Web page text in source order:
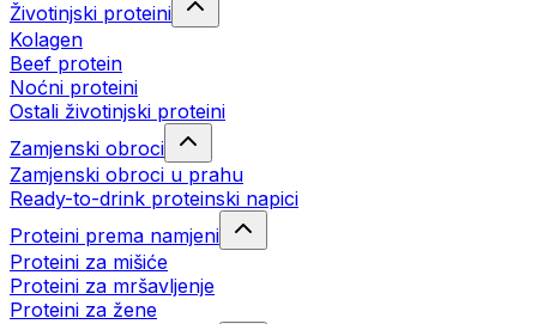
Životinjski proteini
Kolagen
Beef protein
Noćni proteini
Ostali životinjski proteini
Zamjenski obroci
Zamjenski obroci u prahu
Ready-to-drink proteinski napici
Proteini prema namjeni
Proteini za mišiće
Proteini za mršavljenje
Proteini za žene